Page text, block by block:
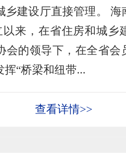
乡建设厅直接管理。
以来，在省住房和城乡
会的领导下，在全省会
“桥梁和纽带...
查看详情>>